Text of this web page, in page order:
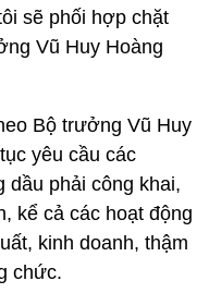
sẽ phối hợp chặt
Vũ Huy Hoàng
Bộ trưởng Vũ Huy
yêu cầu các
dầu phải công khai,
kể cả các hoạt động
kinh doanh, thậm
chức.